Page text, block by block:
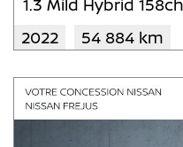
1.3 Mild Hybrid
2022
54 884 km